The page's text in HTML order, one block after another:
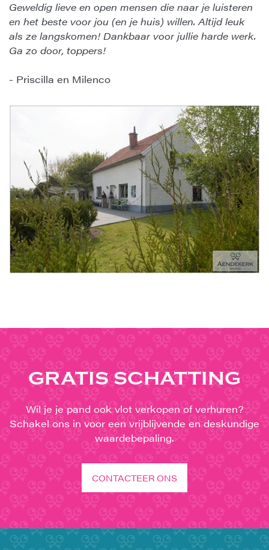
Geweldig lieve en open mensen die naar je luisteren
en het beste voor jou (en je huis) willen. Altijd leuk
als ze langskomen! Dankbaar voor jullie harde werk.
Ga zo door, toppers!
- Priscilla en Milenco
GRATIS SCHATTING
Wil je je pand ook vlot verkopen of verhuren?
Schakel ons in voor een vrijblijvende en deskundige
waardebepaling.
CONTACTEER ONS